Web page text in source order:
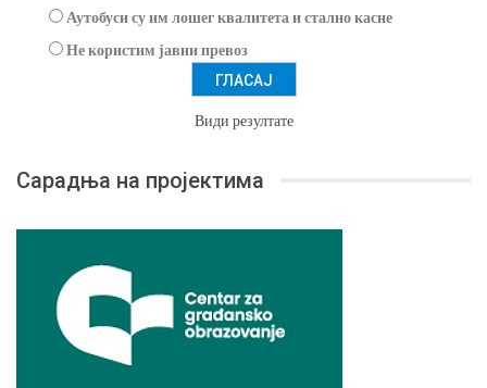
Аутобуси су им лошег квалитета и стално касне
Не користим јавни превоз
Види резултате
Сарадња на пројектима